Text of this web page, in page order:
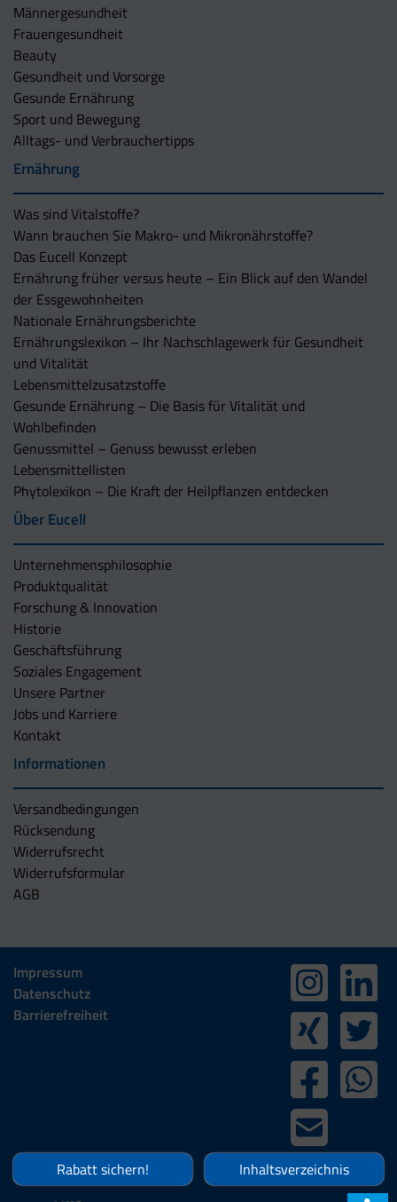
Männergesundheit
Frauengesundheit
Beauty
Gesundheit und Vorsorge
Gesunde Ernährung
Sport und Bewegung
Alltags- und Verbrauchertipps
Ernährung
Was sind Vitalstoffe?
Wann brauchen Sie Makro- und Mikronährstoffe?
Das Eucell Konzept
Ernährung früher versus heute – Ein Blick auf den Wandel
der Essgewohnheiten
Nationale Ernährungsberichte
Ernährungslexikon – Ihr Nachschlagewerk für Gesundheit
und Vitalität
Lebensmittelzusatzstoffe
Gesunde Ernährung – Die Basis für Vitalität und
Wohlbefinden
Genussmittel – Genuss bewusst erleben
Lebensmittellisten
Phytolexikon – Die Kraft der Heilpflanzen entdecken
Über Eucell
Unternehmens­philosophie
Produktqualität
Forschung & Innovation
Historie
Geschäftsführung
Soziales Engagement
Unsere Partner
Jobs und Karriere
Kontakt
Informationen
Versandbedingungen
Rücksendung
Widerrufsrecht
Widerrufsformular
AGB
Impressum
Datenschutz
Barrierefreiheit
Rabatt sichern! Inhaltsverzeichnis